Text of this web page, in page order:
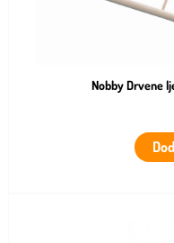
Nobby Drvene